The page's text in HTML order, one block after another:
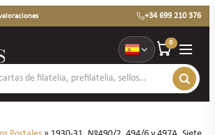
+34 699 210 376
0